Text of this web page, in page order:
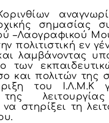
σημασίας
–Λαογραφικού
πολιτιστική εν
λαμβάνοντας
των
και πολιτών της
του Ι.Λ.Μ.Κ
της
στηρίξει τη